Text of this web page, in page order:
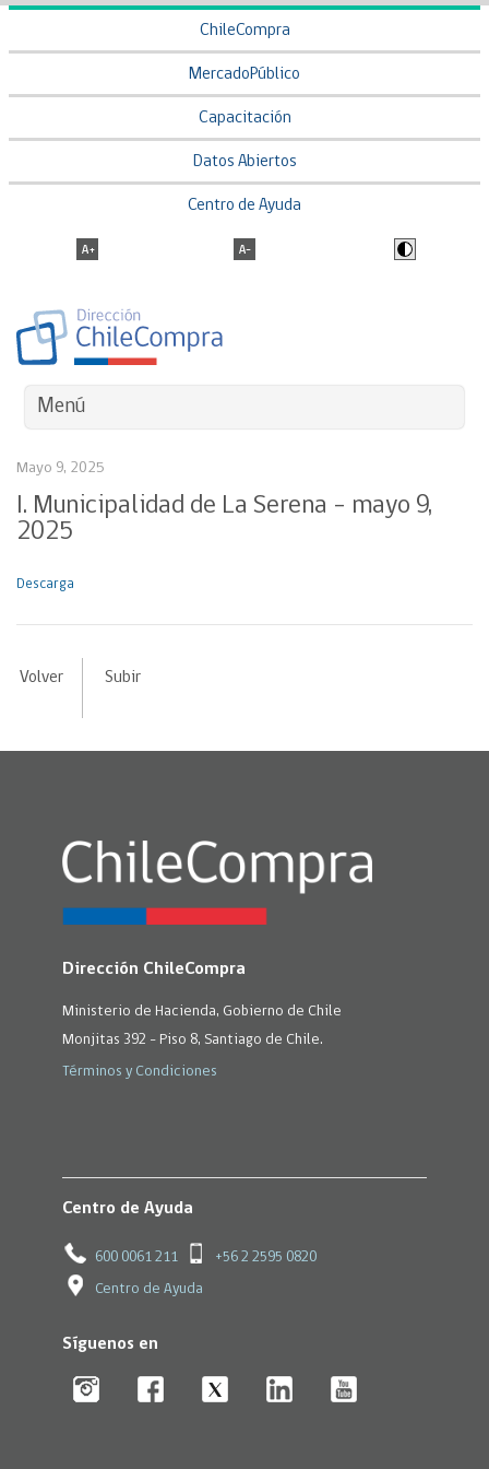
ChileCompra
MercadoPúblico
Capacitación
Datos Abiertos
Centro de Ayuda
Menú
Mayo 9, 2025
I. Municipalidad de La Serena – mayo 9,
2025
Descarga
Volver Subir
Dirección ChileCompra
Ministerio de Hacienda, Gobierno de Chile
Monjitas 392 - Piso 8, Santiago de Chile.
Términos y Condiciones
Centro de Ayuda
600 0061 211 +56 2 2595 0820
Centro de Ayuda
Síguenos en